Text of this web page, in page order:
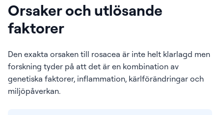
Orsaker och utlösande
faktorer
Den exakta orsaken till rosacea är inte helt klarlagd men
forskning tyder på att det är en kombination av
genetiska faktorer, inflammation, kärlförändringar och
miljöpåverkan.